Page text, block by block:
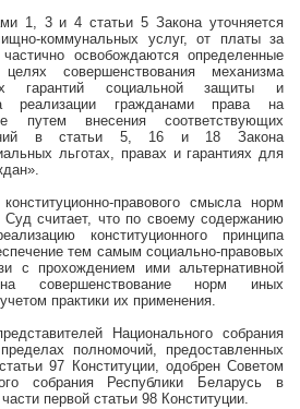
1, 3 и 4 статьи 5 Закона уточняется
коммунальных услуг, от платы за
освобождаются определенные
совершенствования механизма
гарантий социальной защиты и
реализации гражданами права на
путем внесения соответствующих
в статьи 5, 16 и 18 Закона
льготах, правах и гарантиях для
правового смысла норм
Суд считает, что по своему содержанию
конституционного принципа
тем самым социально-правовых
с прохождением ими альтернативной
норм иных
практики их применения.
Национального собрания
полномочий, предоставленных
97 Конституции, одобрен Советом
собрания Республики Беларусь в
первой статьи 98 Конституции.